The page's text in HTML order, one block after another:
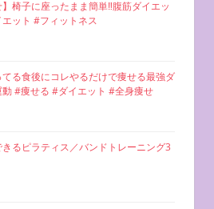
】椅子に座ったまま簡単‼︎腹筋ダイエッ
ット #フィットネス
る食後にコレやるだけで痩せる最強ダ
動 #痩せる #ダイエット #全身痩せ
るピラティス／バンドトレーニング3